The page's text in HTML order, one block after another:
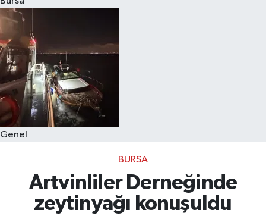
Genel
BURSA
Artvinliler Derneğinde
zeytinyağı konuşuldu
Sağlık
Dünya
Magazin
Kültür & Sanat
Teknoloji